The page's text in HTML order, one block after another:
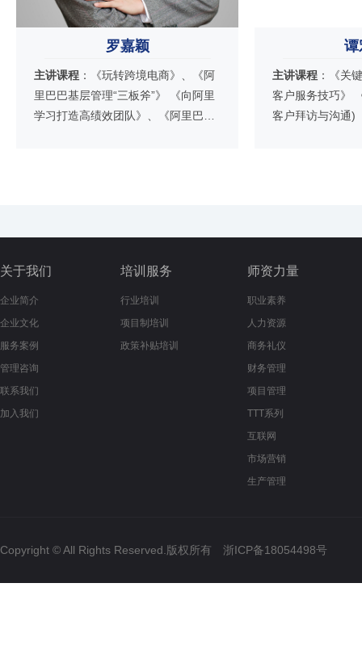
罗嘉颖
主讲课程 ：《玩转跨境电商》、《阿
里巴巴基层管理“三板斧”》 《向阿里
学习打造高绩效团队》、《阿里巴巴
谭
主讲课程 ：《关
客户服务技巧》
客户拜访与沟通)
关于我们
企业简介
企业文化
服务案例
管理咨询
联系我们
加入我们
培训服务
行业培训
项目制培训
政策补贴培训
师资力量
职业素养
人力资源
商务礼仪
财务管理
项目管理
TTT系列
互联网
市场营销
生产管理
Copyright © All Rights Reserved.版权所有 浙ICP备18054498号